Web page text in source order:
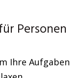
Personen
Ihre Aufgaben